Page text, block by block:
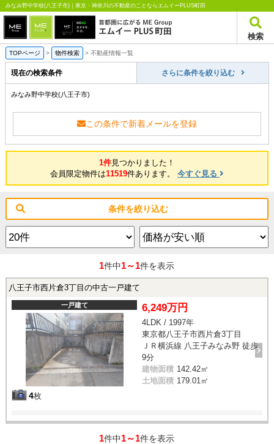
みなみ野中学校(八王子市)｜東京・神奈川の不動産のことならエムイーPLUS町田
検索
TOPページ > 物件検索 > 不動産情報一覧
現在の検索条件 さらに条件を絞り込む
みなみ野中学校(八王子市)
この条件で新着メールを登録
1件見つかりました！
会員限定物件は11519件あります。 今すぐ見る
条件を絞り込む
1件中1～1件を表示
八王子市西片倉3丁目の中古一戸建て
一戸建て
4枚
6,249万円
4LDK / 1997年
東京都八王子市西片倉3丁目
ＪＲ横浜線 八王子みなみ野 徒歩
9分
建物面積 142.42㎡
土地面積 179.01㎡
1件中1～1件を表示